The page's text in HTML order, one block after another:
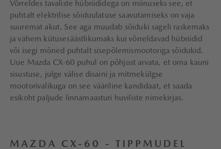
Võrreldes tavaliste hübriididega on miinuseks see, et
puhtalt elektrilise sõiduulatuse saavutamiseks on vaja
suuremat akut. See aga muudab sõiduki sageli raskemaks
ja vähem kütusesäästlikumaks kui võrreldavad hübriidid
või isegi mõned puhtalt sisepõlemismootoriga sõidukid.
Uue Mazda CX-60 puhul on põhjust arvata, et oma kauni
sisustuse, julge välise disaini ja mitmekülgse
mootorivalikuga on see vääriline kandidaat, et saada
esikoht paljude linnamaasturi huviliste nimekirjas.
MAZDA CX-60 - TIPPMUDEL